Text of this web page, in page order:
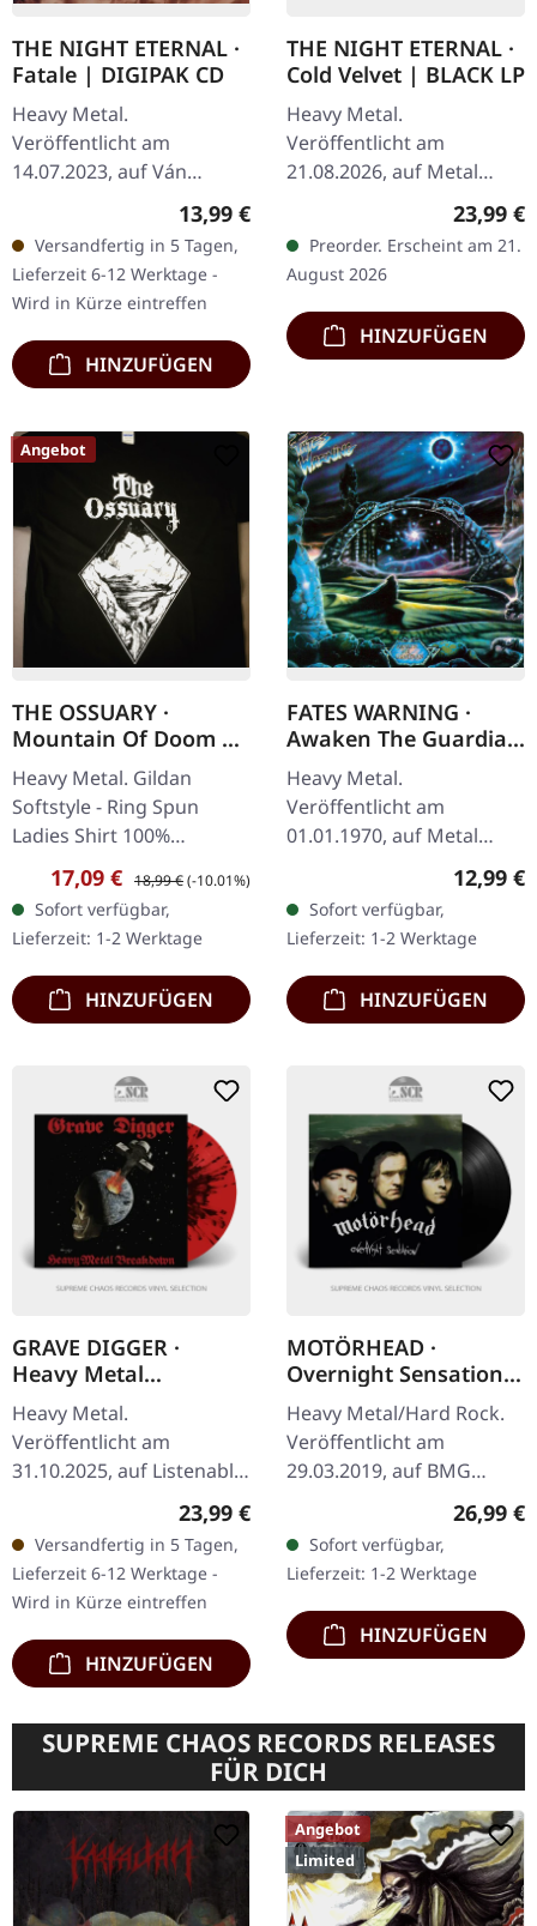
THE NIGHT ETERNAL ·
Fatale | DIGIPAK CD
Heavy Metal.
Veröffentlicht am
14.07.2023, auf Ván
Records. Digipak im
Slipcase. "Fatale" von The
Night Eternal ist eine
intensive Reise in die
Welt…
Regulärer Preis:
13,99 €
Versandfertig in 5 Tagen,
Lieferzeit 6-12 Werktage -
Wird in Kürze eintreffen
HINZUFÜGEN
THE NIGHT ETERNAL ·
Cold Velvet | BLACK LP
Heavy Metal.
Veröffentlicht am
21.08.2026, auf Metal
Blade Records. Schwarzes
Vinyl im Gatefold-Cover
inklusive 4-seitigem LP-
Booklet, Poster und…
23,99 €
Preorder. Erscheint am 21.
August 2026
HINZUFÜGEN
Angebot
THE OSSUARY ·
Mountain Of Doom |
GIRLIE SHIRT
Heavy Metal. Gildan
Softstyle - Ring Spun
Ladies Shirt 100%
Baumwolle Es ist nur
Vorderseite bedruckt
Verkaufspreis:
17,09 € Regulärer Preis:
18,99 €(-10.01%)
Sofort verfügbar,
Lieferzeit: 1-2 Werktage
HINZUFÜGEN
FATES WARNING ·
Awaken The Guardian
| CD
Heavy Metal.
Veröffentlicht am
01.01.1970, auf Metal
Blade Records. CD im
Jewelcase. Fates Warnings
"Awaken the Guardian" ist
ein monumentales Werk…
12,99 €
Sofort verfügbar,
Lieferzeit: 1-2 Werktage
HINZUFÜGEN
GRAVE DIGGER ·
Heavy Metal
Breakdown |
RED/BLACK SPLATTER
LP
Heavy Metal.
Veröffentlicht am
31.10.2025, auf Listenable
Records. Rot/Schwarz
Standard-Cover. Grave
Diggers Debuetalbum
"Heavy…
Regulärer Preis:
23,99 €
Versandfertig in 5 Tagen,
Lieferzeit 6-12 Werktage -
Wird in Kürze eintreffen
HINZUFÜGEN
MOTÖRHEAD ·
Overnight Sensation |
BLACK LP
Heavy Metal/Hard Rock.
Veröffentlicht am
29.03.2019, auf BMG
Rights Management.
Schwarzes Vinyl LP mit
bedruckter Innenhülle.
Diese Veröffentlichung…
26,99 €
Sofort verfügbar,
Lieferzeit: 1-2 Werktage
HINZUFÜGEN
SUPREME CHAOS RECORDS RELEASES
FÜR DICH
Angebot
Limited